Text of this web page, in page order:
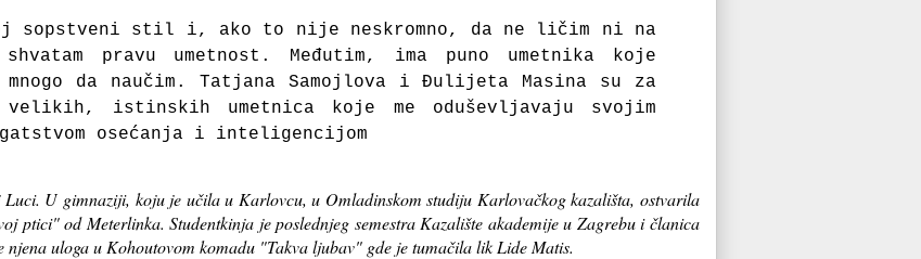
sopstveni stil i, ako to nije neskromno, da ne ličim ni na
pravu umetnost. Međutim, ima puno umetnika koje
mnogo da naučim. Tatjana Samojlova i Đulijeta Masina
su za
istinskih umetnica koje me oduševljavaju svojim
osećanja i inteligencijom
Luci. U gimnaziji, koju je učila u Karlovcu, u Omladinskom studiju Karlovačkog kazališta, ostvarila
ptici" od Meterlinka. Studentkinja je poslednjeg semestra Kazalište akademije u Zagrebu i članica
njena uloga u Kohoutovom komadu "Takva ljubav" gde je tumačila lik Lide Matis.